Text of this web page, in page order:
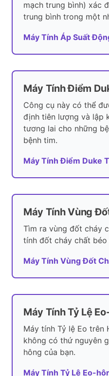
mạch trung bình) xác
trung bình trong một
Máy Tính Áp Suất
Máy Tính Điểm
Công cụ này có thể
định tiên lượng và lập
tương lai cho những
bệnh tim.
Máy Tính Điểm Duke
Máy Tính Vùng
Tìm ra vùng đốt cháy
tính đốt cháy chất béo
Máy Tính Vùng Đốt
Máy Tính Tỷ Lệ
Máy tính Tỷ lệ Eo trên
không có thứ nguyên
hông của bạn.
Máy Tính Tỷ Lệ Eo-